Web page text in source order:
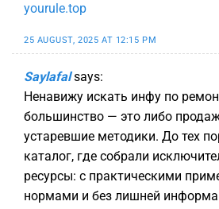
yourule.top
25 AUGUST, 2025 AT 12:15 PM
Saylafal says:
Ненавижу искать инфу по
большинство — это либо
устаревшие методики. До тех
каталог, где собрали
ресурсы: с практическими
нормами и без лишней